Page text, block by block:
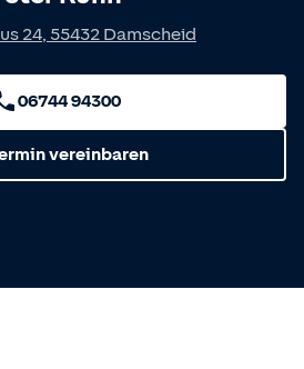
24, 55432 Damscheid
06744 94300
vereinbaren